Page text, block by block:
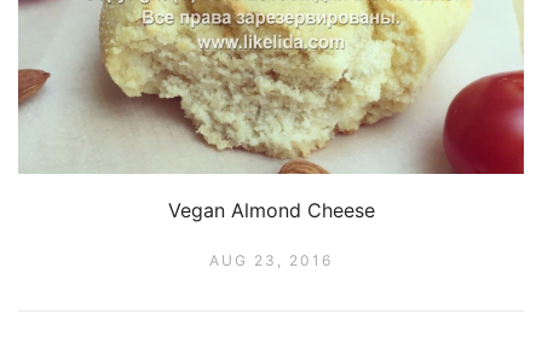
Vegan Almond Cheese
AUG 23, 2016